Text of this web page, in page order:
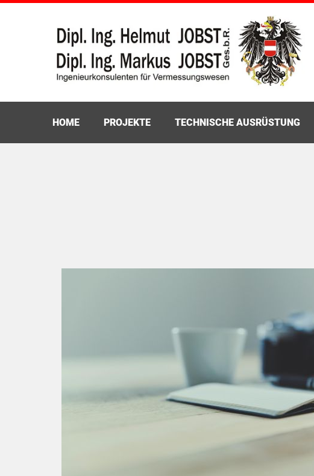
HOME PROJEKTE TECHNISCHE AUSRÜSTUNG